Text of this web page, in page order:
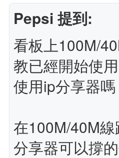
Pepsi 提到:
看板上100M/
教已經開始使
使用ip分享器
在100M/40M
分享器可以撐